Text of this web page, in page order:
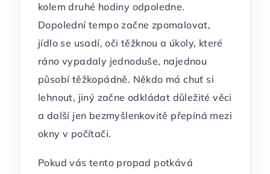
kolem druhé hodiny odpoledne.
Dopolední tempo začne zpomalovat,
jídlo se usadí, oči těžknou a úkoly, které
ráno vypadaly jednoduše, najednou
působí těžkopádně. Někdo má chuť si
lehnout, jiný začne odkládat důležité věci
a další jen bezmyšlenkovitě přepíná mezi
okny v počítači.
Pokud vás tento propad potkává